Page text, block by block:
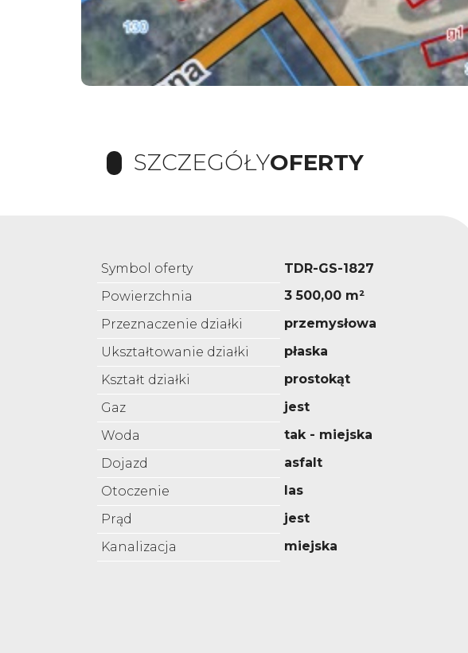
SZCZEGÓŁYOFERTY
Symbol oferty
TDR-GS-1827
Powierzchnia
3 500,00 m²
Przeznaczenie działki
przemysłowa
Ukształtowanie działki
płaska
Kształt działki
prostokąt
Gaz
jest
Woda
tak - miejska
Dojazd
asfalt
Otoczenie
las
Prąd
jest
Kanalizacja
miejska